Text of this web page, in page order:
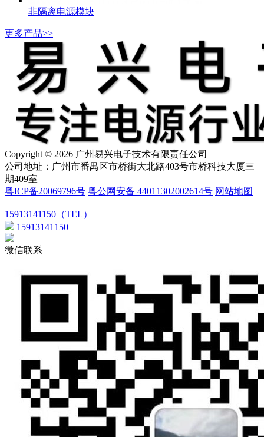
非隔离电源模块
更多产品>>
Copyright © 2026 广州易兴电子技术有限责任公司
公司地址：广州市番禺区市桥街大北路403号市桥科技大厦三
期409室
粤ICP备20069796号 粤公网安备 44011302002614号 网站地图
15913141150（TEL）
15913141150
微信联系